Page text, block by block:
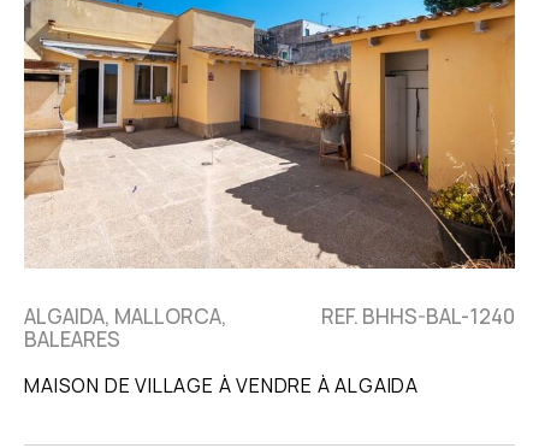
ALGAIDA, MALLORCA,
BALEARES
REF. BHHS-BAL-1240
MAISON DE VILLAGE À VENDRE À ALGAIDA